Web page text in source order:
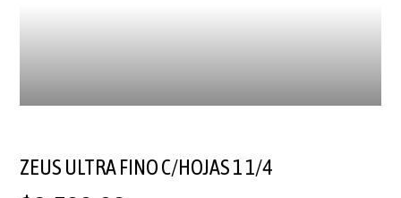
ZEUS ULTRA FINO C/HOJAS 1 1/4